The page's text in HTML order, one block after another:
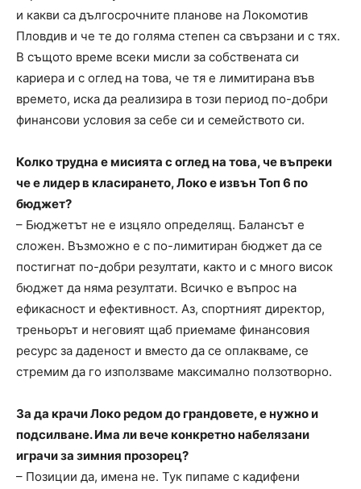
и какви са дългосрочните планове на Локомотив
Пловдив и че те до голяма степен са свързани и с тях.
В същото време всеки мисли за собствената си
кариера и с оглед на това, че тя е лимитирана във
времето, иска да реализира в този период по-добри
финансови условия за себе си и семейството си.
Колко трудна е мисията с оглед на това, че въпреки
че е лидер в класирането, Локо е извън Топ 6 по
бюджет?
– Бюджетът не е изцяло определящ. Балансът е
сложен. Възможно е с по-лимитиран бюджет да се
постигнат по-добри резултати, както и с много висок
бюджет да няма резултати. Всичко е въпрос на
ефикасност и ефективност. Аз, спортният директор,
треньорът и неговият щаб приемаме финансовия
ресурс за даденост и вместо да се оплакваме, се
стремим да го използваме максимално ползотворно.
За да крачи Локо редом до грандовете, е нужно и
подсилване. Има ли вече конкретно набелязани
играчи за зимния прозорец?
– Позиции да, имена не. Тук пипаме с кадифени